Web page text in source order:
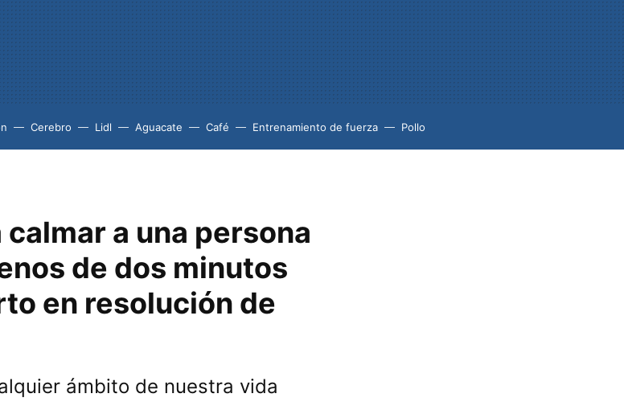
Cerebro Lidl Aguacate Café Entrenamiento de fuerza Pollo
a una persona
de dos minutos
en resolución de
ámbito de nuestra vida